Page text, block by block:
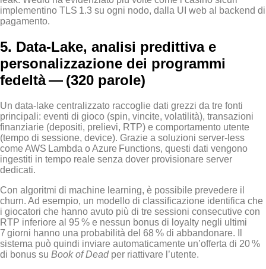
implementino TLS 1.3 su ogni nodo, dalla UI web al backend di
pagamento.
5. Data‑Lake, analisi predittiva e
personalizzazione dei programmi
fedeltà — (320 parole)
Un data‑lake centralizzato raccoglie dati grezzi da tre fonti
principali: eventi di gioco (spin, vincite, volatilità), transazioni
finanziarie (depositi, prelievi, RTP) e comportamento utente
(tempo di sessione, device). Grazie a soluzioni server‑less
come AWS Lambda o Azure Functions, questi dati vengono
ingestiti in tempo reale senza dover provisionare server
dedicati.
Con algoritmi di machine learning, è possibile prevedere il
churn. Ad esempio, un modello di classificazione identifica che
i giocatori che hanno avuto più di tre sessioni consecutive con
RTP inferiore al 95 % e nessun bonus di loyalty negli ultimi
7 giorni hanno una probabilità del 68 % di abbandonare. Il
sistema può quindi inviare automaticamente un’offerta di 20 %
di bonus su Book of Deadper riattivare l’utente.